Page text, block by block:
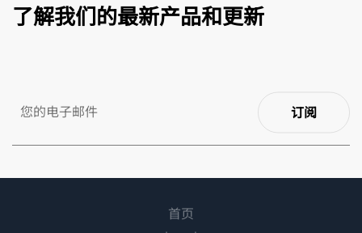
了解我们的最新产品和更新
订阅
首页